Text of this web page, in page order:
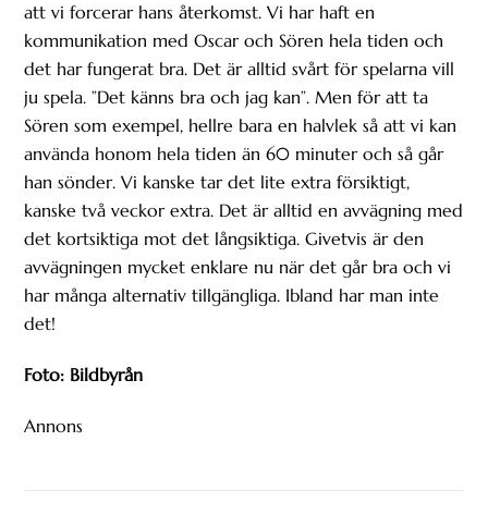
att vi forcerar hans återkomst. Vi har haft en
kommunikation med Oscar och Sören hela tiden och
det har fungerat bra. Det är alltid svårt för spelarna vill
ju spela. ”Det känns bra och jag kan”. Men för att ta
Sören som exempel, hellre bara en halvlek så att vi kan
använda honom hela tiden än 60 minuter och så går
han sönder. Vi kanske tar det lite extra försiktigt,
kanske två veckor extra. Det är alltid en avvägning med
det kortsiktiga mot det långsiktiga. Givetvis är den
avvägningen mycket enklare nu när det går bra och vi
har många alternativ tillgängliga. Ibland har man inte
det!
Foto: Bildbyrån
Annons